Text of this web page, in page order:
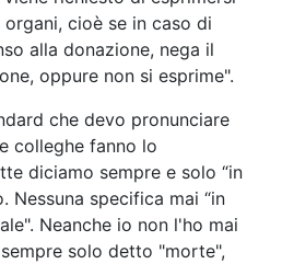
cioè se in caso di
alla donazione, nega il
oppure non si esprime".
che devo pronunciare
colleghe fanno lo
diciamo sempre e solo “in
Nessuna specifica mai “in
Neanche io non l'ho mai
solo detto "morte",